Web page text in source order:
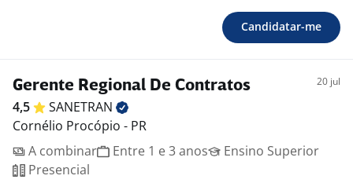
Candidatar-me
Gerente Regional De Contratos 20 jul
4,5
SANETRAN
Cornélio Procópio - PR
A combinar
Entre 1 e 3 anos
Ensino Superior
Presencial